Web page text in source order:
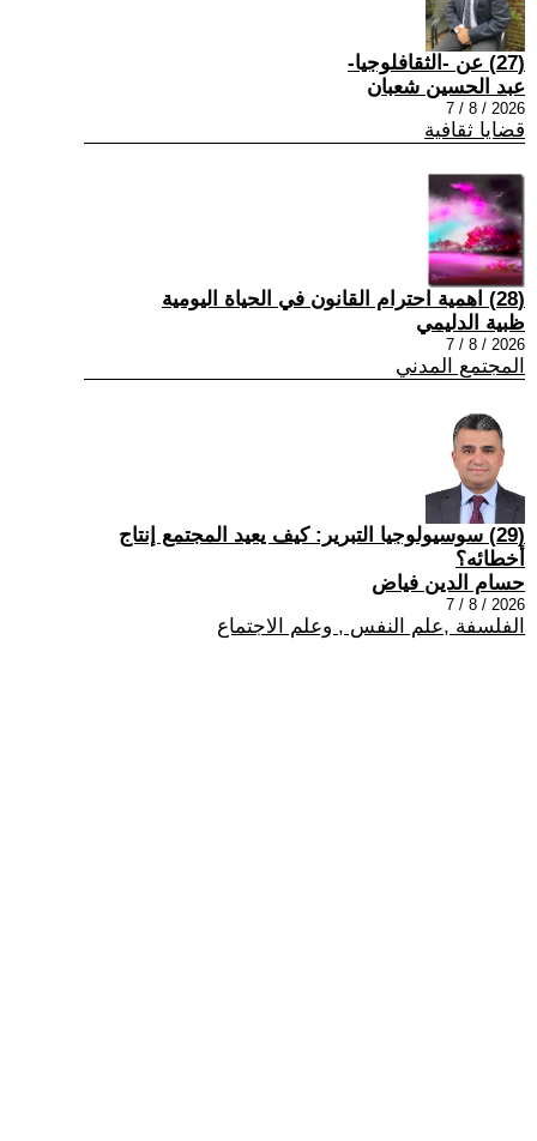
(27) عن -الثقافلوجيا-
عبد الحسين شعبان
2026 / 8 / 7
قضايا ثقافية
(28) اهمية احترام القانون في الحياة اليومية
ظبية الدليمي
2026 / 8 / 7
المجتمع المدني
(29) سوسيولوجيا التبرير: كيف يعيد المجتمع إنتاج
أخطائه؟
حسام الدين فياض
2026 / 8 / 7
الفلسفة ,علم النفس , وعلم الاجتماع